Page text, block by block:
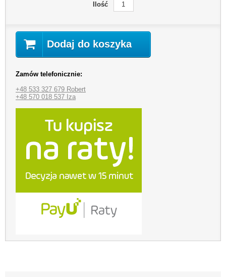
Ilość
Dodaj do koszyka
Zamów telefonicznie:
+48 533 327 679 Robert
+48 570 018 537 Iza